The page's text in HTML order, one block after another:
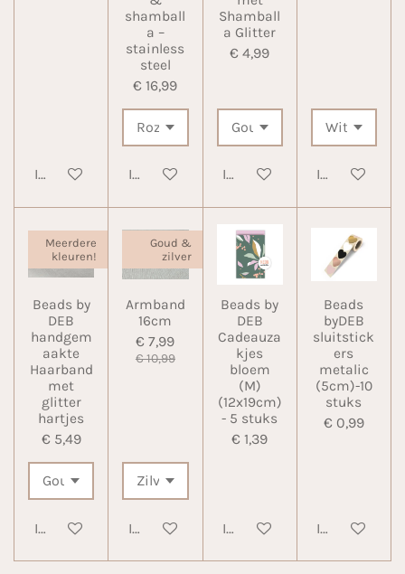
In winkelwagen
shamball
a –
stainless
steel
€ 16,99
In winkelwagen
Shamball
a Glitter
€ 4,99
In winkelwagen
In
Meerdere
kleuren!
Beads by
DEB
handgem
aakte
Haarband
met
glitter
hartjes
€ 5,49
In winkelwagen
Goud &
zilver
Armband
16cm
€ 7,99
€ 10,99
In winkelwagen
Beads by
DEB
Cadeauza
kjes
bloem
(M)
(12x19cm)
- 5 stuks
€ 1,39
In winkelwagen
Beads
byDEB
sluitstick
ers
metalic
(5cm)-10
stuks
€ 0,99
In